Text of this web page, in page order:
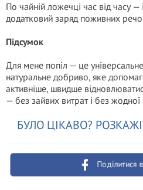
По чайній ложечці час від часу
додатковий заряд поживних
Підсумок
Для мене попіл — це
натуральне добриво, яке
активніше, швидше
— без зайвих витрат і без жодної
БУЛО ЦІКАВО?
Поділитися